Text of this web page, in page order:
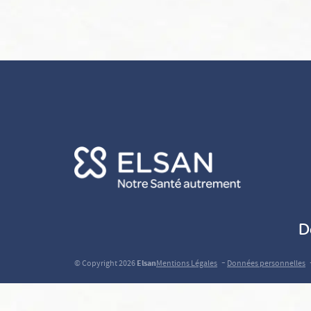
© Copyright 2026ElsanMentions Légales -Données personnelles